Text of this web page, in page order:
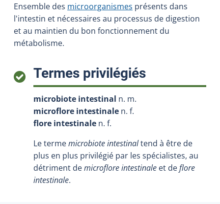
Ensemble des microorganismes présents dans
l'intestin et nécessaires au processus de digestion
et au maintien du bon fonctionnement du
métabolisme.
Termes privilégiés:
microbiote intestinal n. m.
microflore intestinale n. f.
flore intestinale n. f.
Le termemicrobiote intestinaltend à être de
plus en plus privilégié par les spécialistes, au
détriment demicroflore intestinale et deflore
intestinale.